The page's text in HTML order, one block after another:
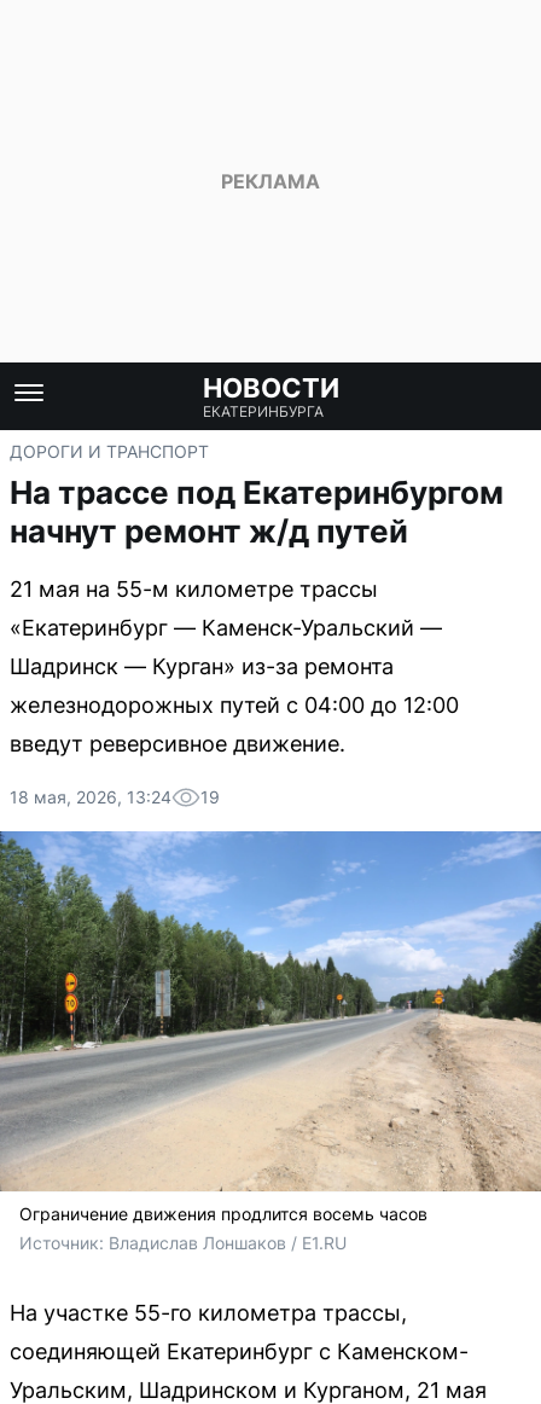
НОВОСТИ
ЕКАТЕРИНБУРГА
ДОРОГИ И ТРАНСПОРТ
На трассе под Екатеринбургом
начнут ремонт ж/д путей
21 мая на 55-м километре трассы
«Екатеринбург — Каменск-Уральский —
Шадринск — Курган» из-за ремонта
железнодорожных путей с 04:00 до 12:00
введут реверсивное движение.
18 мая, 2026, 13:24 19
Ограничение движения продлится восемь часов
Источник: Владислав Лоншаков / E1.RU
На участке 55-го километра трассы,
соединяющей Екатеринбург с Каменском-
Уральским, Шадринском и Курганом, 21 мая